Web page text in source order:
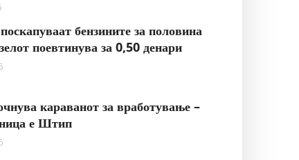
бензините за половина
поевтинува за 0,50 денари
караванот за вработување –
е Штип